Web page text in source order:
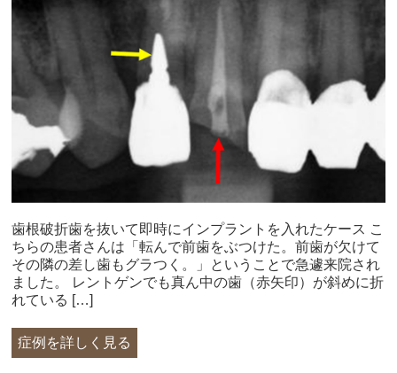
歯根破折歯を抜いて即時にインプラントを入れたケース こ
ちらの患者さんは「転んで前歯をぶつけた。前歯が欠けて
その隣の差し歯もグラつく。」ということで急遽来院され
ました。 レントゲンでも真ん中の歯（赤矢印）が斜めに折
れている […]
症例を詳しく見る